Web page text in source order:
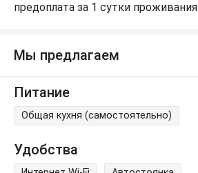
предоплата за 1 сутки проживания
Мы предлагаем
Питание
Общая кухня (самостоятельно)
Удобства